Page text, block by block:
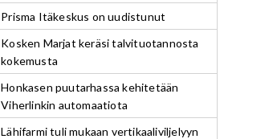
Prisma Itäkeskus on uudistunut
Kosken Marjat keräsi talvituotannosta
kokemusta
Honkasen puutarhassa kehitetään
Viherlinkin automaatiota
Lähifarmi tuli mukaan vertikaaliviljelyyn